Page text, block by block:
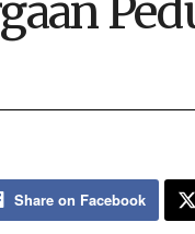
Share on Facebook